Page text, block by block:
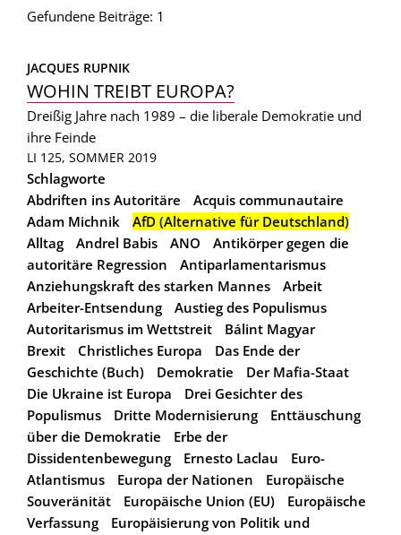
Gefundene Beiträge: 1
JACQUES RUPNIK
WOHIN TREIBT EUROPA?
Dreißig Jahre nach 1989 – die liberale Demokratie und
ihre Feinde
LI 125, SOMMER 2019
Schlagworte
Abdriften ins Autoritäre
Acquis communautaire
Adam Michnik
AfD (Alternative für Deutschland)
Alltag
Andrel Babis ANO
Antikörper gegen die
autoritäre Regression
Antiparlamentarismus
Anziehungskraft des starken Mannes
Arbeit
Arbeiter-Entsendung
Austieg des Populismus
Autoritarismus im Wettstreit
Bálint Magyar
Brexit
Christliches Europa
Das Ende der
Geschichte (Buch)
Demokratie
Der Mafia-Staat
Die Ukraine ist Europa
Drei Gesichter des
Populismus
Dritte Modernisierung
Enttäuschung
über die Demokratie
Erbe der
Dissidentenbewegung
Ernesto Laclau
Euro-
Atlantismus
Europa der Nationen
Europäische
Souveränität
Europäische Union (EU)
Europäische
Verfassung
Europäisierung von Politik und